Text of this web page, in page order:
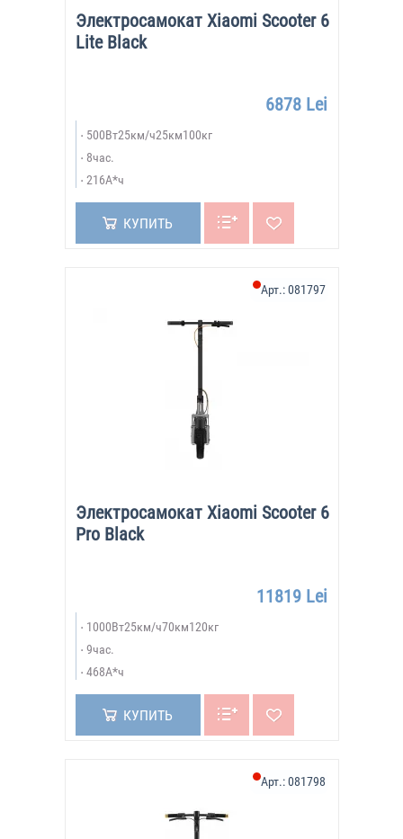
Электросамокат Xiaomi Scooter 6
Lite Black
6878 Lei
500Вт25км/ч25км100кг
8час.
216А*ч
КУПИТЬ
Электросамокат Xiaomi Scooter 6
Pro Black
Арт.:081797
11819 Lei
1000Вт25км/ч70км120кг
9час.
468А*ч
КУПИТЬ
Арт.:081798